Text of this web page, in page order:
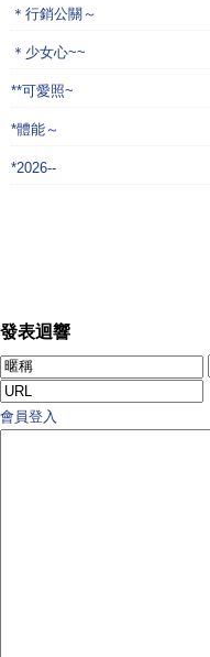
＊行銷公關～
＊少女心~~
**可愛照~
*體能～
*2026--
發表迴響
會員登入